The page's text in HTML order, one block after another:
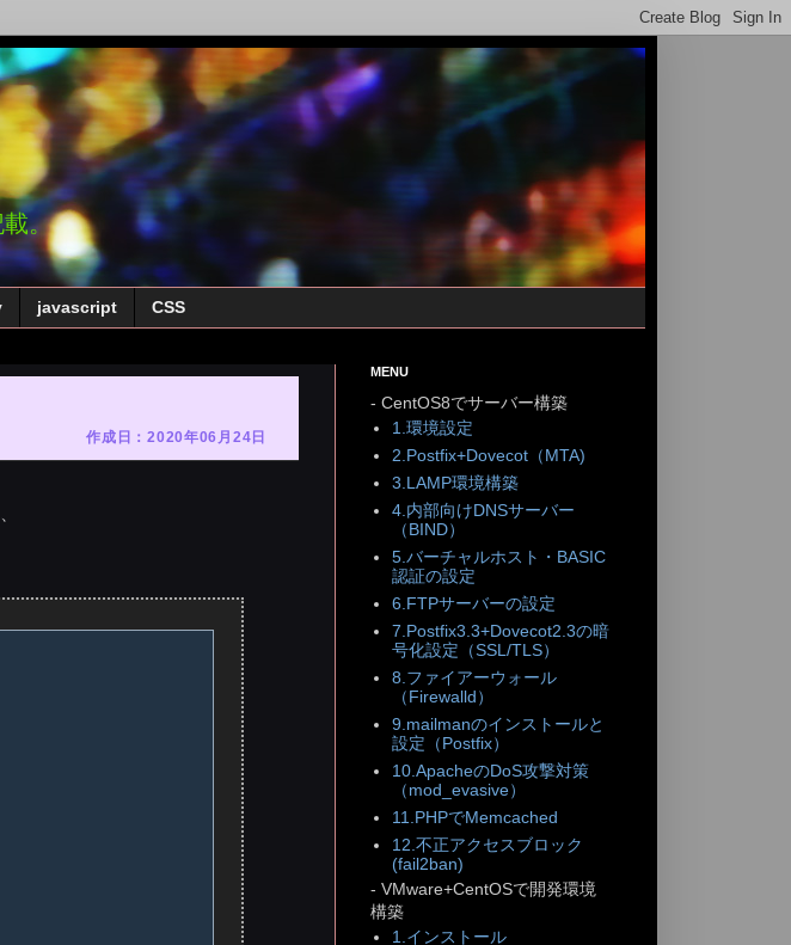
載。
javascript CSS
作成日：2020年06月24日
MENU
- CentOS8でサーバー構築
1.環境設定
2.Postfix+Dovecot（MTA)
3.LAMP環境構築
4.内部向けDNSサーバー
（BIND）
5.バーチャルホスト・BASIC
認証の設定
6.FTPサーバーの設定
7.Postfix3.3+Dovecot2.3の暗
号化設定（SSL/TLS）
8.ファイアーウォール
（Firewalld）
9.mailmanのインストールと
設定（Postfix）
10.ApacheのDoS攻撃対策
（mod_evasive）
11.PHPでMemcached
12.不正アクセスブロック
(fail2ban)
- VMware+CentOSで開発環境
構築
1.インストール